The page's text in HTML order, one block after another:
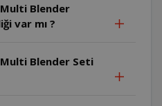
Blender
var mı ?
Blender Seti